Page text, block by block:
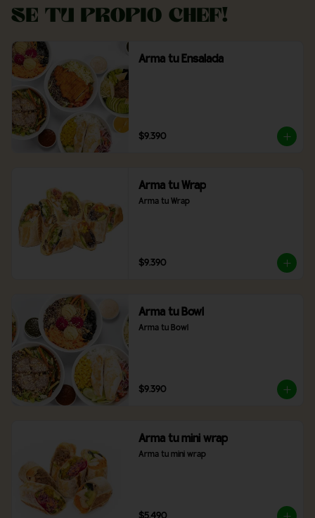
Se tu propio Chef!
Arma tu Ensalada
$9.390
Arma tu Wrap
Arma tu Wrap
$9.390
Arma tu Bowl
Arma tu Bowl
$9.390
Arma tu mini wrap
Arma tu mini wrap